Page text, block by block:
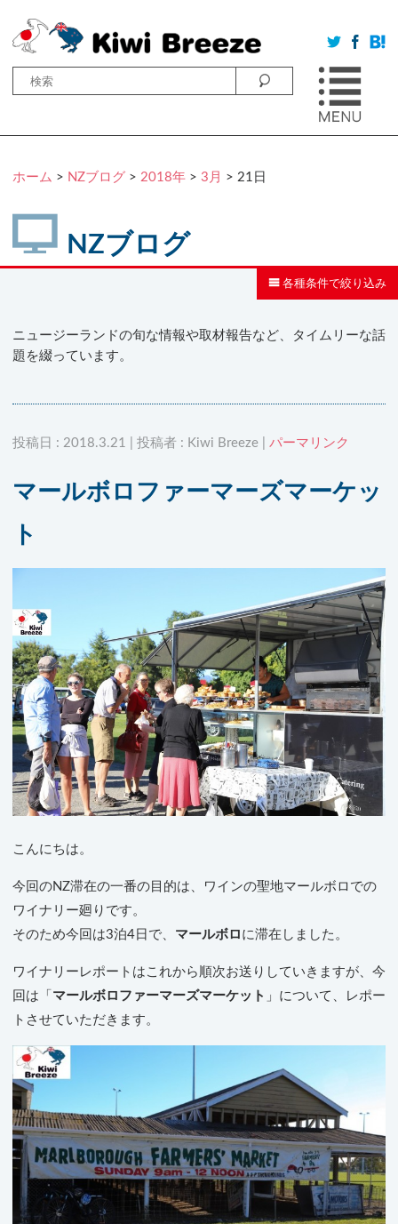
ホーム > NZブログ > 2018年 > 3月 > 21日
NZブログ
各種条件で絞り込み
ニュージーランドの旬な情報や取材報告など、タイムリーな話
題を綴っています。
投稿日 : 2018.3.21 | 投稿者 : Kiwi Breeze | パーマリンク
マールボロファーマーズマーケッ
ト
こんにちは。
今回のNZ滞在の一番の目的は、ワインの聖地マールボロでの
ワイナリー廻りです。
そのため今回は3泊4日で、 マールボロ に滞在しました。
ワイナリーレポートはこれから順次お送りしていきますが、今
回は「 マールボロファーマーズマーケット 」について、レポー
トさせていただきます。